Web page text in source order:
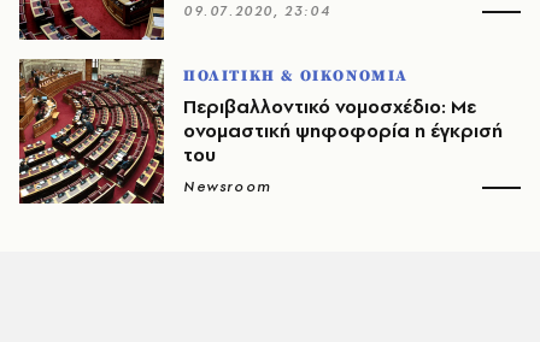
09.07.2020, 23:04
ΠΟΛΙΤΙΚΗ & ΟΙΚΟΝΟΜΙΑ
Περιβαλλοντικό νομοσχέδιο: Με
ονομαστική ψηφοφορία η έγκρισή
του
Newsroom